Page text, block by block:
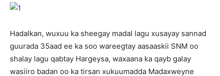
Hadalkan, wuxuu ka sheegay madal lagu xusayay sannad
guurada 35aad ee ka soo wareegtay aasaaskii SNM oo
shalay lagu qabtay Hargeysa, waxaana ka qayb galay
wasiiro badan oo ka tirsan xukuumadda Madaxweyne